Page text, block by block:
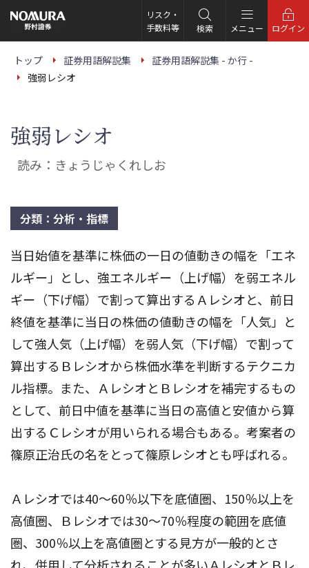
の
ー
リスク・
手数料等
検索 メニュー ログイン
トップ 証券用語解説集
証券用語解説集 - か行 -
強弱レシオ
強弱レシオ
読み：きょうじゃくれしお
分類：分析・指標
当日始値を基準に株価の一日の値動きの幅を「エネ
ルギー」とし、強エネルギー（上げ幅）を弱エネル
ギー（下げ幅）で割って算出するＡレシオと、前日
終値を基準に当日の株価の値動きの幅を「人気」と
して強人気（上げ幅）を弱人気（下げ幅）で割って
算出するＢレシオから株価水準を判断するテクニカ
ル指標。また、ＡレシオとＢレシオを補完するもの
として、前日中値を基準に当日の高値と安値から算
出するＣレシオが用いられる場合もある。考案者の
篠原正治氏の名をとって篠原レシオとも呼ばれる。
Ａレシオでは40～60％以下を底値圏、150％以上を
高値圏、Ｂレシオでは30～70％程度の範囲を底値
圏、300％以上を高値圏とする見方が一般的とさ